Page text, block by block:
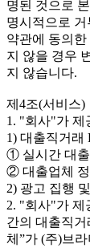
명된 것으로
명시적으로
약관에 동의
지 않을 경우
지 않습니다.
제4조(서비스)
1. "회사"가 제
1) 대출직거래
① 실시간 대
② 대출업체
2) 광고 집행
2. "회사"가 제
간의 대출직
체”가 (주)브